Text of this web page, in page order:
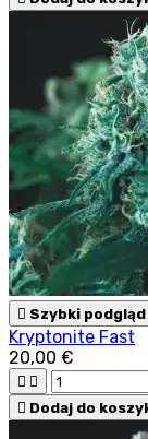
 Szybki podgląd
Kryptonite Fast
20,00 €
 
 Dodaj do